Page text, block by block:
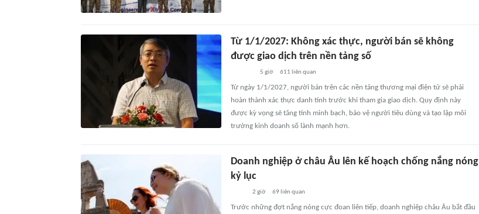
Từ 1/1/2027: Không xác thực, người bán sẽ không
được giao dịch trên nền tảng số
5 giờ 611 liên quan
Từ ngày 1/1/2027, người bán trên các nền tảng thương mại điện tử sẽ phải
hoàn thành xác thực danh tính trước khi tham gia giao dịch. Quy định này
được kỳ vọng sẽ tăng tính minh bạch, bảo vệ người tiêu dùng và tạo lập môi
trường kinh doanh số lành mạnh hơn.
Doanh nghiệp ở châu Âu lên kế hoạch chống nắng nóng
kỷ lục
2 giờ 69 liên quan
Trước những đợt nắng nóng cực đoan liên tiếp, doanh nghiệp châu Âu bắt đầu